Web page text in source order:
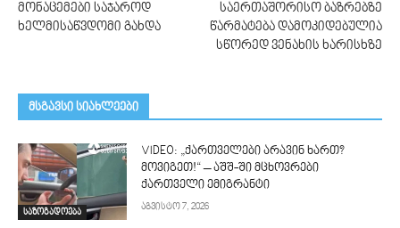
მონაცემები საჯაროდ
ხელმისაწვდომი გახდა
საერთაშორისო ბაზრებზე
წარმატება დამოკიდებულია
სწორედ ვენახის ხარისხზე
მსგავსი სიახლეები
საზოგადოება
VIDEO: „ქართველები არავინ ხართ?
მოვიგეთ!“ – აშშ-ში მცხოვრები
ქართველი ემიგრანტი
აგვისტო 7, 2026